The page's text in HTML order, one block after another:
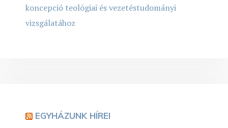
koncepció teológiai és vezetéstudományi
vizsgálatához
EGYHÁZUNK HÍREI